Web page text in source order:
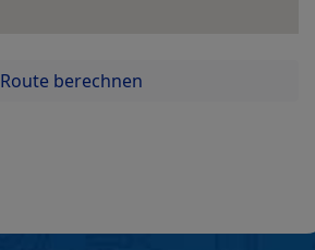
Route berechnen